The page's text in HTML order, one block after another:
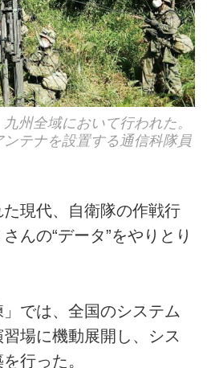
州全域において行われた。
テナを設置する通信科隊員
現代、自衛隊の作戦行
んの“データ”をやりとり
」では、全国のシステム
場に機動展開し、シス
行った。